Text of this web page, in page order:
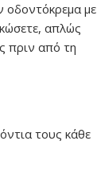
οδοντόκρεμα με
απλώς
πριν από τη
τους κάθε